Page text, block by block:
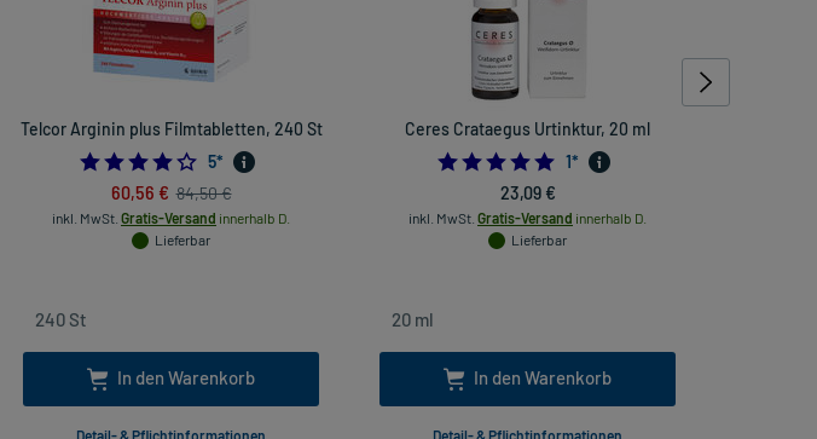
Telcor Arginin plus Filmtabletten, 240 St
4.2
5*
60,56 € 84,50 €
inkl. MwSt. Gratis-Versand innerhalb D.
Lieferbar
In den Warenkorb
Ceres Crataegus Urtinktur, 20 ml
5.0
1*
23,09 €
inkl. MwSt. Gratis-Versand innerhalb D.
Lieferbar
In den Warenkorb